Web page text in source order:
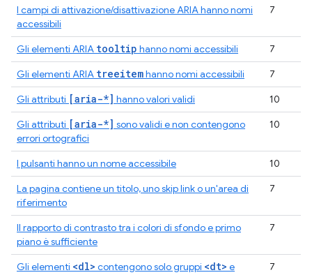
I campi di attivazione/disattivazione ARIA hanno nomi
accessibili
7
Gli elementi ARIA tooltip hanno nomi accessibili
7
Gli elementi ARIA treeitemhanno nomi accessibili
7
Gli attributi [aria-*] hanno valori validi
10
Gli attributi [aria-*] sono validi e non contengono
errori ortografici
10
I pulsanti hanno un nome accessibile
10
La pagina contiene un titolo, uno skip link o un'area di
riferimento
7
Il rapporto di contrasto tra i colori di sfondo e primo
piano è sufficiente
7
Gli elementi <dl> contengono solo gruppi <dt> e 7